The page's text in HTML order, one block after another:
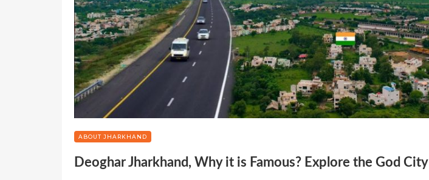
ABOUT JHARKHAND
Deoghar Jharkhand, Why it is Famous? Explore the God City